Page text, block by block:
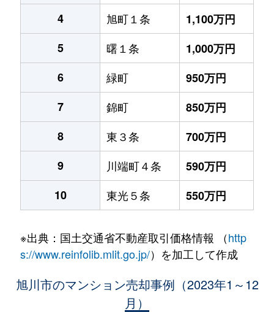
4
旭町１条
1,100万円
5
曙１条
1,000万円
6
緑町
950万円
7
錦町
850万円
8
東３条
700万円
9
川端町４条
590万円
10
東光５条 550万円
※出典：国土交通省不動産取引価格情報 （http
s://www.reinfolib.mlit.go.jp/）を加工して作成
旭川市のマンション売却事例（2023年1～12
月）